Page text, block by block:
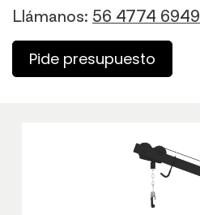
Llámanos: 56 4774 6949
Pide presupuesto